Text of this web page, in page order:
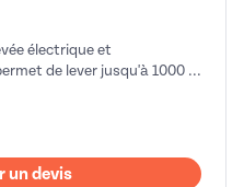
électrique et
de lever jusqu'à 1000 ...
un devis